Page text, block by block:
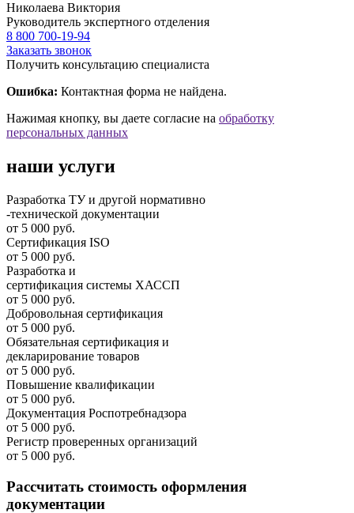
Николаева Виктория
Руководитель экспертного отделения
8 800 700-19-94
Заказать звонок
Получить консультацию специалиста
Ошибка: Контактная форма не найдена.
Нажимая кнопку, вы даете согласие на обработку
персональных данных
наши услуги
Разработка ТУ и другой нормативно
-технической документации
от 5 000 руб.
Сертификация ISO
от 5 000 руб.
Разработка и
cертификация системы ХАССП
от 5 000 руб.
Добровольная сертификация
от 5 000 руб.
Обязательная сертификация и
декларирование товаров
от 5 000 руб.
Повышение квалификации
от 5 000 руб.
Документация Роспотребнадзора
от 5 000 руб.
Регистр проверенных организаций
от 5 000 руб.
Рассчитать стоимость оформления
документации